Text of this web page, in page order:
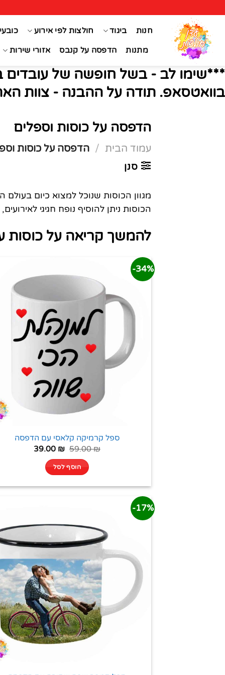
content
חנות ביגוד חולצות לפי אירוע
מתנות הדפסה על קנבס אזורי שירות
***שימו לב - בשל חופשה של עובדים
בוואטסאפ. תודה על ההבנה - צוות
הדפסה על כוסות וספלים
עמוד הבית / הדפסה על כוסות
סנן
מגוון הכוסות שנוכל למצוא כיום
הכוסות ניתן להוסיף נופח חגיגי
להמשך קריאה על
34%-
ספל קרמיקה קלאסי עם הדפסה
59.00₪
39.00 ₪
הוסף לסל
17%-